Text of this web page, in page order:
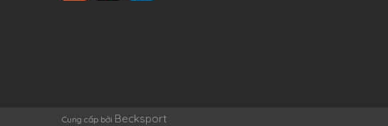
Cung cấp bởi Becksport